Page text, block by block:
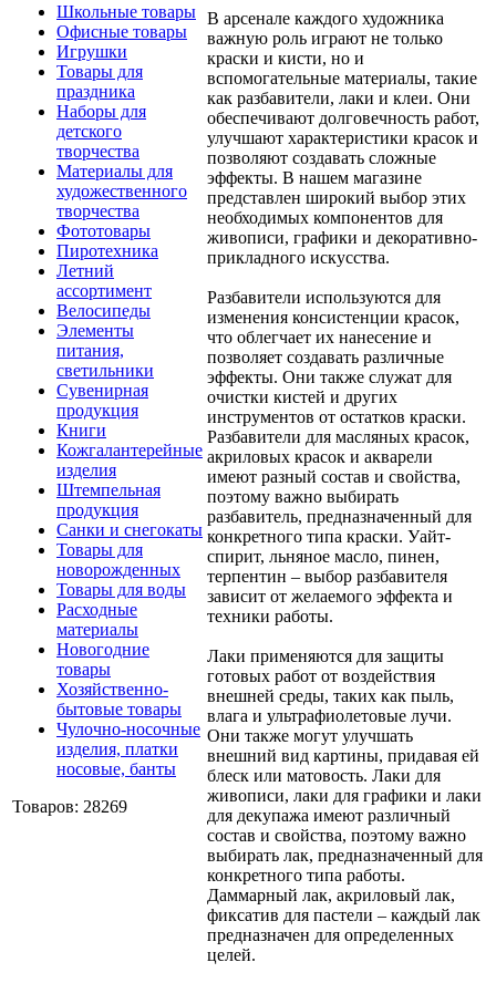
Школьные товары
Офисные товары
Игрушки
Товары для
праздника
Наборы для
детского
творчества
Материалы для
художественного
творчества
Фототовары
Пиротехника
Летний
ассортимент
Велосипеды
Элементы
питания,
светильники
Сувенирная
продукция
Книги
Кожгалантерейные
изделия
Штемпельная
продукция
Санки и снегокаты
Товары для
новорожденных
Товары для воды
Расходные
материалы
Новогодние
товары
Хозяйственно-
бытовые товары
Чулочно-носочные
изделия, платки
носовые, банты
Товаров: 28269
В арсенале каждого художника
важную роль играют не только
краски и кисти, но и
вспомогательные материалы, такие
как разбавители, лаки и клеи. Они
обеспечивают долговечность работ,
улучшают характеристики красок и
позволяют создавать сложные
эффекты. В нашем магазине
представлен широкий выбор этих
необходимых компонентов для
живописи, графики и декоративно-
прикладного искусства.
Разбавители используются для
изменения консистенции красок,
что облегчает их нанесение и
позволяет создавать различные
эффекты. Они также служат для
очистки кистей и других
инструментов от остатков краски.
Разбавители для масляных красок,
акриловых красок и акварели
имеют разный состав и свойства,
поэтому важно выбирать
разбавитель, предназначенный для
конкретного типа краски. Уайт-
спирит, льняное масло, пинен,
терпентин – выбор разбавителя
зависит от желаемого эффекта и
техники работы.
Лаки применяются для защиты
готовых работ от воздействия
внешней среды, таких как пыль,
влага и ультрафиолетовые лучи.
Они также могут улучшать
внешний вид картины, придавая ей
блеск или матовость. Лаки для
живописи, лаки для графики и лаки
для декупажа имеют различный
состав и свойства, поэтому важно
выбирать лак, предназначенный для
конкретного типа работы.
Даммарный лак, акриловый лак,
фиксатив для пастели – каждый лак
предназначен для определенных
целей.